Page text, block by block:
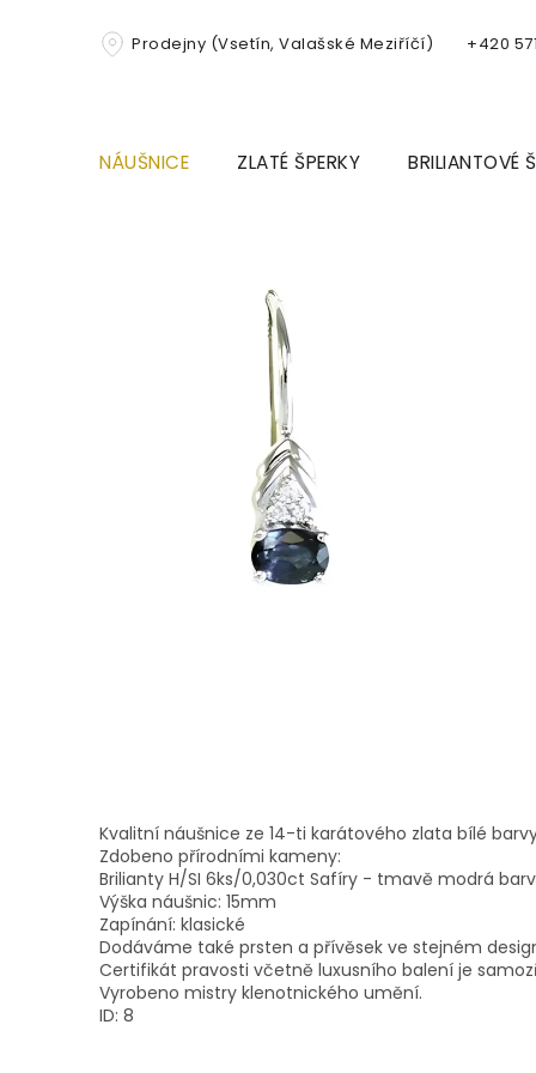
Prodejny (Vsetín, Valašské Meziříčí) +420
NÁUŠNICE ZLATÉ ŠPERKY BRILIANTOVÉ
Kvalitní náušnice ze 14-ti karátového zlata bílé
Zdobeno přírodními kameny:
Brilianty H/SI 6ks/0,030ct Safíry - tmavě modrá
Výška náušnic: 15mm
Zapínání: klasické
Dodáváme také prsten a přívěsek ve stejném
Certifikát pravosti včetně luxusního balení je
Vyrobeno mistry klenotnického umění.
ID: 8